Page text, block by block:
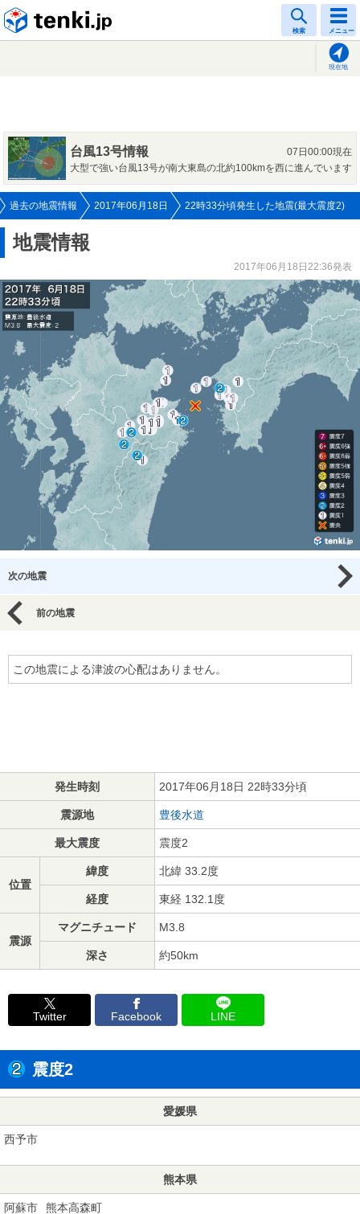
検索 メニュー
現在地
台風13号情報
07日00:00現在
大型で強い台風13号が南大東島の北約100kmを西に進んでいます
過去の地震情報 2017年06月18日 22時33分頃発生した地震(最大震度2)
地震情報
2017年06月18日22:36発表
次の地震
前の地震
この地震による津波の心配はありません。
発生時刻 2017年06月18日 22時33分頃
震源地 豊後水道
最大震度 震度2
位置
緯度 北緯 33.2度
経度 東経 132.1度
震源
マグニチュード M3.8
深さ 約50km
Twitter Facebook LINE
震度2
愛媛県
西予市
熊本県
阿蘇市 熊本高森町